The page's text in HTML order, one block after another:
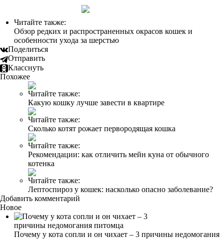
Читайте также:
Обзор редких и распространенных окрасов кошек и
особенности ухода за шерстью
Поделиться
Отправить
Класснуть
Похожее
Читайте также:
Какую кошку лучше завести в квартире
Читайте также:
Сколько котят рожает первородящая кошка
Читайте также:
Рекомендации: как отличить мейн куна от обычного
котенка
Читайте также:
Лептоспироз у кошек: насколько опасно заболевание?
Добавить комментарий
Новое
Почему у кота сопли и он чихает – 3 причины недомогания